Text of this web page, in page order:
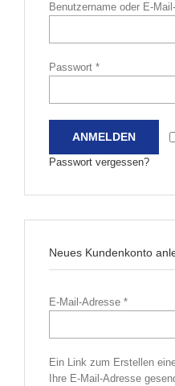
Benutzername oder E-
Passwort *
ANMELDEN
Passwort vergessen?
Neues Kundenkonto
E-Mail-Adresse *
Ein Link zum Erstellen
Ihre E-Mail-Adresse